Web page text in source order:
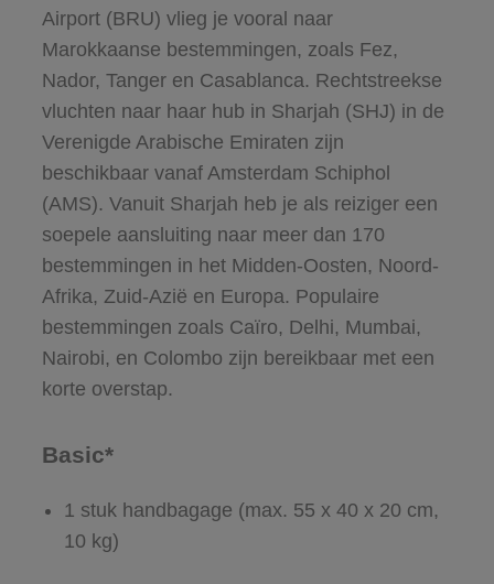
Airport (BRU) vlieg je vooral naar
Marokkaanse bestemmingen, zoals Fez,
Nador, Tanger en Casablanca. Rechtstreekse
vluchten naar haar hub in Sharjah (SHJ) in de
Verenigde Arabische Emiraten zijn
beschikbaar vanaf Amsterdam Schiphol
(AMS). Vanuit Sharjah heb je als reiziger een
soepele aansluiting naar meer dan 170
bestemmingen in het Midden-Oosten, Noord-
Afrika, Zuid-Azië en Europa. Populaire
bestemmingen zoals Caïro, Delhi, Mumbai,
Nairobi, en Colombo zijn bereikbaar met een
korte overstap.
Basic*
1 stuk handbagage (max. 55 x 40 x 20 cm,
10 kg)